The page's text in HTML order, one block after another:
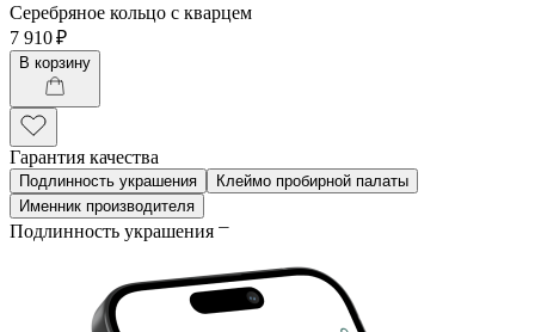
Серебряное кольцо с кварцем
7 910 ₽
В корзину
Гарантия качества
Подлинность украшения
Клеймо пробирной палаты
Именник производителя
Подлинность украшения